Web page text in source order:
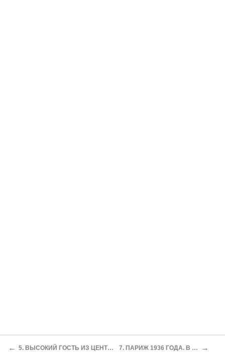
← 5. ВЫСОКИЙ ГОСТЬ ИЗ ЦЕНТРА. ВСТРЕЧА С ОСКАРОМ. ПОЖАРНИК «Z-9» 7. ПАРИЖ 1936 ГОДА. В ПОМОЩЬ ИСПАНСКОЙ РЕСПУБЛИКЕ →